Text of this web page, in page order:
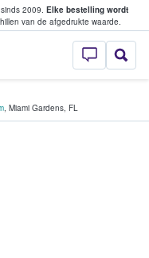
2009. Elke bestelling wordt
van de afgedrukte waarde.
StubHub: waar
, Miami Gardens, FL